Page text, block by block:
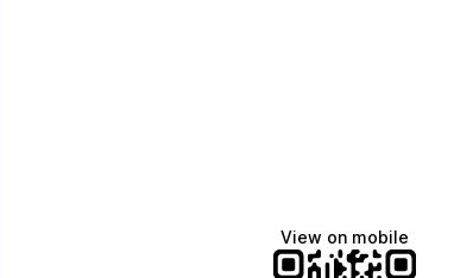
View on mobile